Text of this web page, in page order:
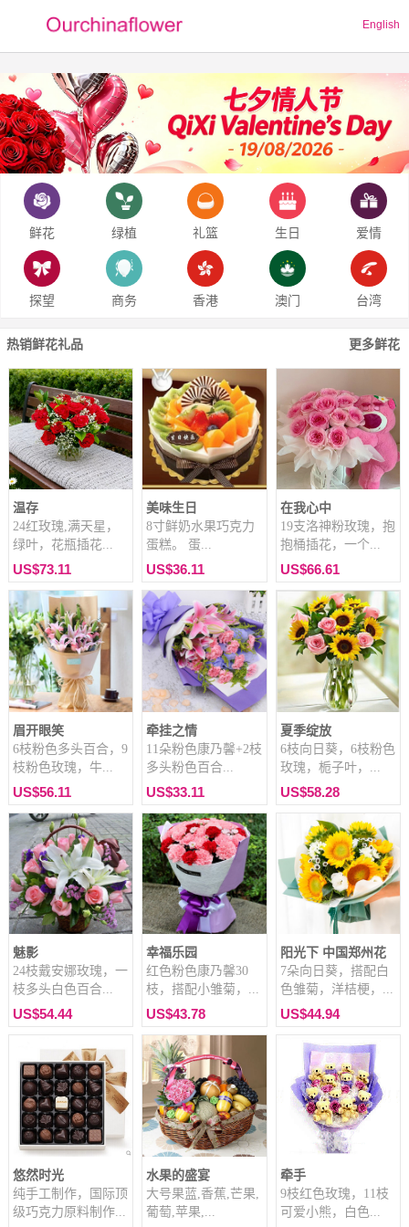
English
鲜花 绿植 礼篮 生日 爱情
探望 商务 香港 澳门 台湾
热销鲜花礼品 更多鲜花
温存
24红玫瑰,满天星，
绿叶，花瓶插花...
US$73.11
美味生日
8寸鲜奶水果巧克力
蛋糕。 蛋...
US$36.11
在我心中
19支洛神粉玫瑰，抱
抱桶插花，一个...
US$66.61
眉开眼笑
6枝粉色多头百合，9
枝粉色玫瑰，牛...
US$56.11
牵挂之情
11朵粉色康乃馨+2枝
多头粉色百合...
US$33.11
夏季绽放
6枝向日葵，6枝粉色
玫瑰，栀子叶，...
US$58.28
魅影
24枝戴安娜玫瑰，一
枝多头白色百合...
US$54.44
幸福乐园
红色粉色康乃馨30
枝，搭配小雏菊，...
US$43.78
阳光下 中国郑州花
7朵向日葵，搭配白
色雏菊，洋桔梗，...
US$44.94
悠然时光
纯手工制作，国际顶
级巧克力原料制作...
水果的盛宴
大号果蓝,香蕉,芒果,
葡萄,苹果,...
牵手
9枝红色玫瑰，11枝
可爱小熊，白色...